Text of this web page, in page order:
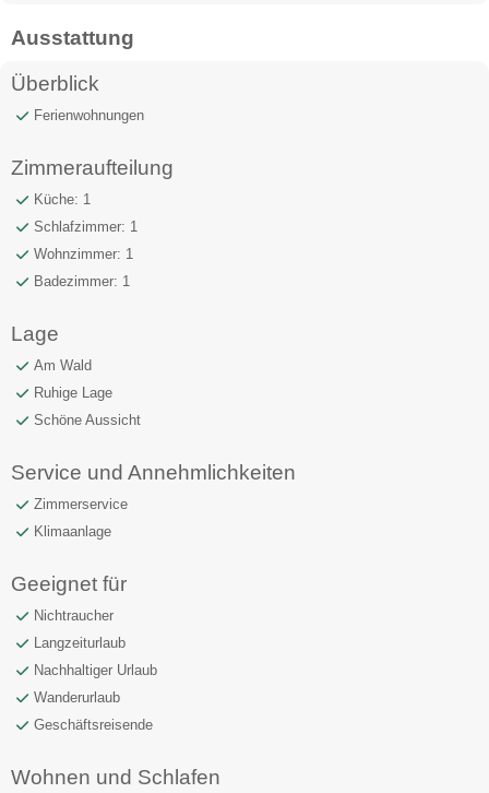
Ausstattung
Überblick
Ferienwohnungen
Zimmeraufteilung
Küche: 1
Schlafzimmer: 1
Wohnzimmer: 1
Badezimmer: 1
Lage
Am Wald
Ruhige Lage
Schöne Aussicht
Service und Annehmlichkeiten
Zimmerservice
Klimaanlage
Geeignet für
Nichtraucher
Langzeiturlaub
Nachhaltiger Urlaub
Wanderurlaub
Geschäftsreisende
Wohnen und Schlafen